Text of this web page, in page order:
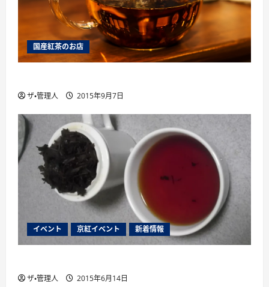
国産紅茶のお店
ザ・管理人 2015年9月7日
イベント 京紅イベント 新着情報
ザ・管理人 2015年6月14日